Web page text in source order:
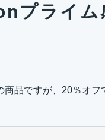
プライム
品ですが、20％オフ